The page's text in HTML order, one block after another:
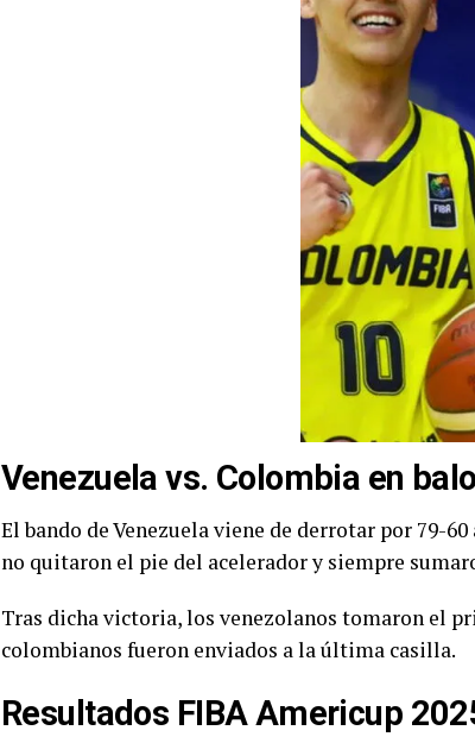
Venezuela vs. Colombia en
El bando de Venezuela viene de derrotar por 79-
no quitaron el pie del acelerador y siempre
Tras dicha victoria, los venezolanos tomaron el
colombianos fueron enviados a la última casilla.
Resultados FIBA Americup